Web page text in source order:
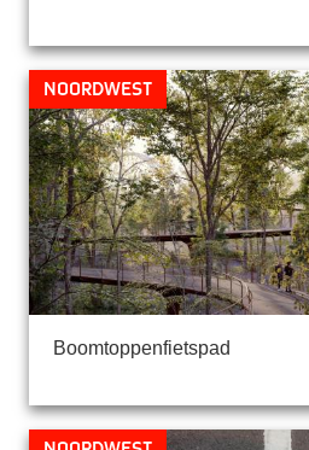
Boomtoppenfietspad
Noordwest